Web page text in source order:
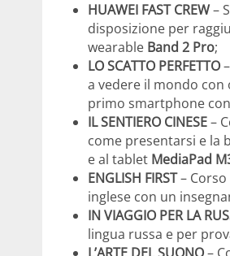
HUAWEI FAST CREW–
disposizione per
wearable Band 2 Pro;
LO SCATTO PERFETTO
a vedere il mondo
primo smartphone
IL SENTIERO CINESE–
come presentarsi e la
e al tablet MediaPad
ENGLISH FIRST– Corso
inglese con un
IN VIAGGIO PER LA
lingua russa e per